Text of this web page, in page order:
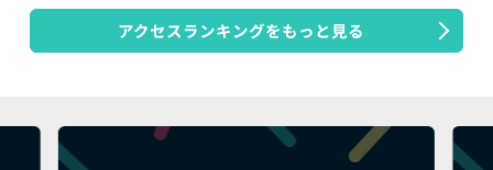
アクセスランキングをもっと見る